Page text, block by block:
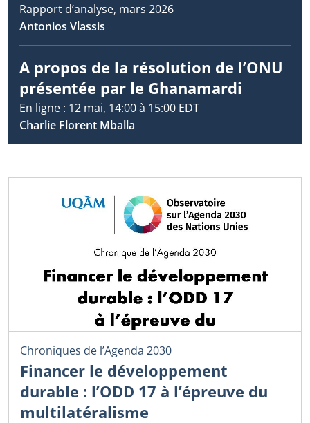
Rapport d’analyse, mars 2026
Antonios Vlassis
A propos de la résolution de l’ONU
présentée par le Ghanamardi
En ligne : 12 mai, 14:00 à 15:00 EDT
Charlie Florent Mballa
Chroniques de l’Agenda 2030
Financer le développement
durable : l’ODD 17 à l’épreuve du
multilatéralisme